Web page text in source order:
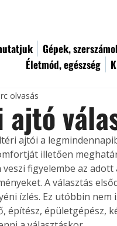
Gépek,
Életmód, egészség
olvasás
ajtói a
illetően
veszi figyelembe az
A választás
ízlés. Ez utóbbin
építész, épületgépész,